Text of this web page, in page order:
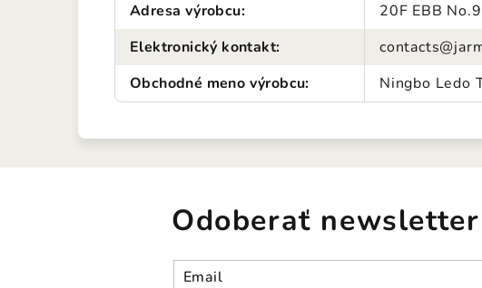
Adresa výrobcu:
20F EBB
Elektronický kontakt:
Obchodné meno výrobcu: Ningbo Ledo
Odoberať newsletter
Email